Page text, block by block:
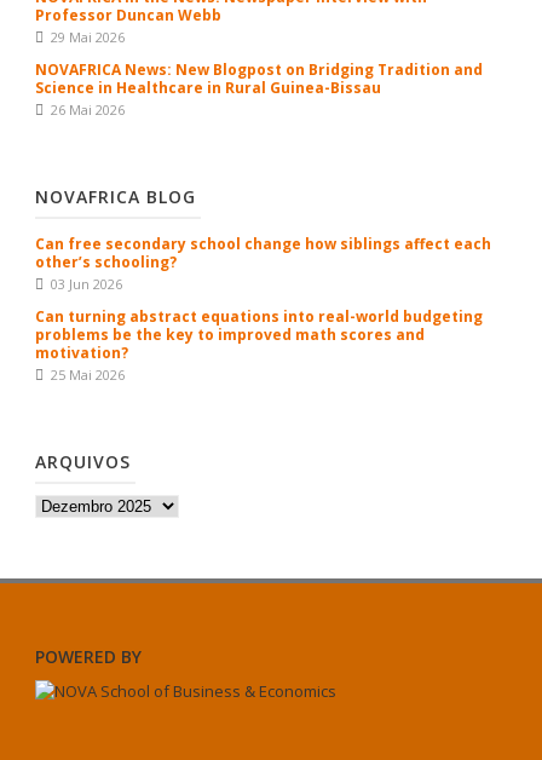
Professor Duncan Webb
29 Mai 2026
NOVAFRICA News: New Blogpost on Bridging Tradition and
Science in Healthcare in Rural Guinea-Bissau
26 Mai 2026
NOVAFRICA BLOG
Can free secondary school change how siblings affect each
other’s schooling?
03 Jun 2026
Can turning abstract equations into real-world budgeting
problems be the key to improved math scores and
motivation?
25 Mai 2026
ARQUIVOS
Arquivos
POWERED BY